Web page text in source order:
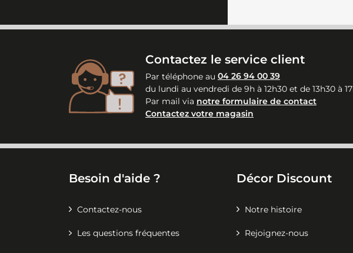
Contactez le service client
Par téléphone au 04 26 94 00 39
du lundi au vendredi de 9h à 12h30 et de 13h30 à
Par mail via notre formulaire de contact
Contactez votre magasin
Besoin d'aide ?
Contactez-nous
Les questions fréquentes
Décor Discount
Notre histoire
Rejoignez-nous